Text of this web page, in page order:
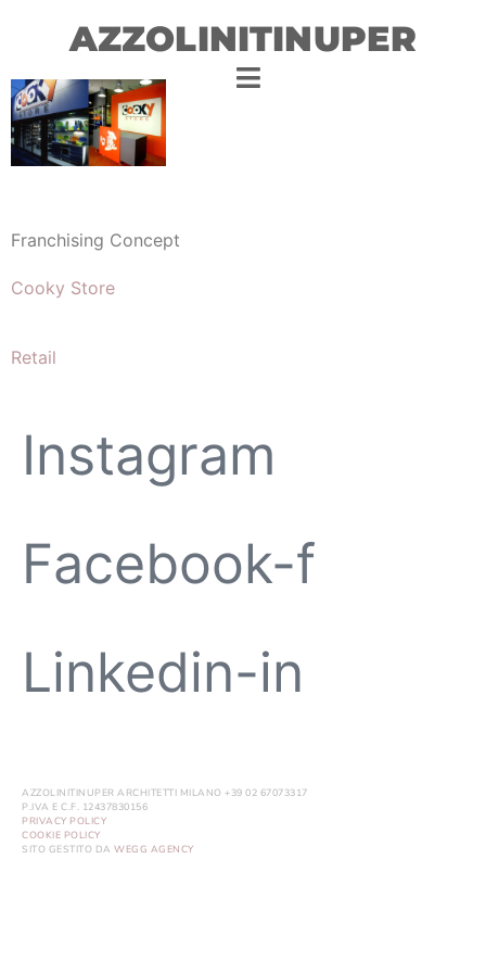
AZZOLINITINUPER
Franchising Concept
Cooky Store
Retail
Instagram
Facebook-f
Linkedin-in
AZZOLINITINUPER ARCHITETTI MILANO +39 02 67073317
P.IVA E C.F. 12437830156
PRIVACY POLICY
COOKIE POLICY
SITO GESTITO DA WEGG AGENCY